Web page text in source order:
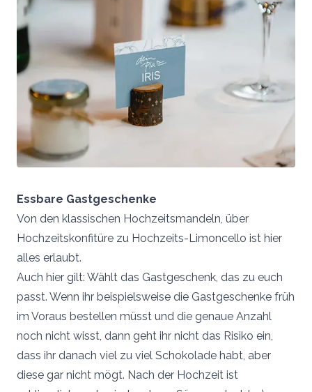
Essbare Gastgeschenke
Von den klassischen Hochzeitsmandeln, über
Hochzeitskonfitüre zu Hochzeits-Limoncello ist hier
alles erlaubt.
Auch hier gilt: Wählt das Gastgeschenk, das zu euch
passt. Wenn ihr beispielsweise die Gastgeschenke früh
im Voraus bestellen müsst und die genaue Anzahl
noch nicht wisst, dann geht ihr nicht das Risiko ein,
dass ihr danach viel zu viel Schokolade habt, aber
diese gar nicht mögt. Nach der Hochzeit ist